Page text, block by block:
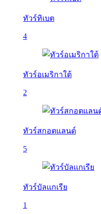
ทัวร์ทิเบต
4
ทัวร์อเมริกาใต้
2
ทัวร์สกอตแลนด์
5
ทัวร์บัลเเกเรีย
1